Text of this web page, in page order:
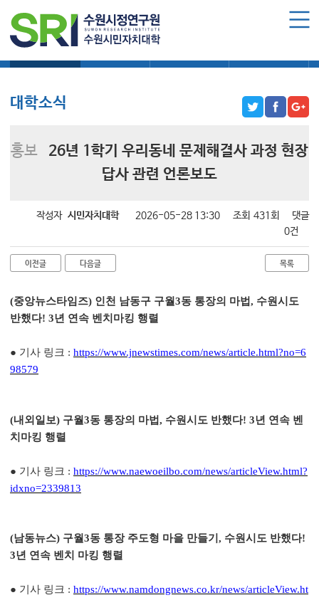
함께하는 곳
학습과정 소개
모집요강
공지사항
학습보기
희망강좌신청
자치동아리
마이페이지
대학소식
홍보
26년 1학기 우리동네 문제해결사 과정 현장
답사 관련 언론보도
작성자 시민자치대학 2026-05-28 13:30 조회 431회
댓글
0건
이전글 다음글 목록
(중앙뉴스타임즈) 인천 남동구 구월3동 통장의 마법, 수원시도
반했다! 3년 연속 벤치마킹 행렬
● 기사 링크 : https://www.jnewstimes.com/news/article.html?no=6
98579
(내외일보) 구월3동 통장의 마법, 수원시도 반했다! 3년 연속 벤
치마킹 행렬
● 기사 링크 : https://www.naewoeilbo.com/news/articleView.html?
idxno=2339813
(남동뉴스) 구월3동 통장 주도형 마을 만들기 , 수원시도 반했다!
3년 연속 벤치 마킹 행렬
● 기사 링크 : https://www.namdongnews.co.kr/news/articleView.ht